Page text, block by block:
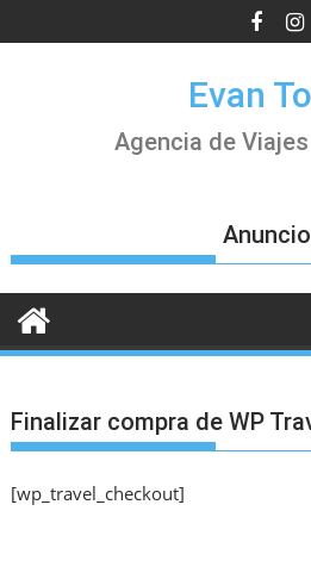
al
Evan
Agencia de
Anuncio
Finalizar compra de WP
[wp_travel_checkout]